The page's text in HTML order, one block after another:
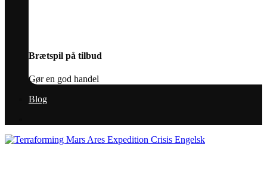
Brætspil på tilbud
Gør en god handel
Blog